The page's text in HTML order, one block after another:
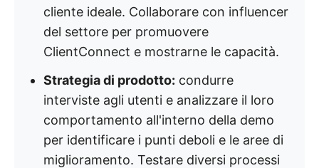
cliente ideale. Collaborare con influencer
del settore per promuovere
ClientConnect e mostrarne le capacità.
Strategia di prodotto: condurre
interviste agli utenti e analizzare il loro
comportamento all'interno della demo
per identificare i punti deboli e le aree di
miglioramento. Testare diversi processi